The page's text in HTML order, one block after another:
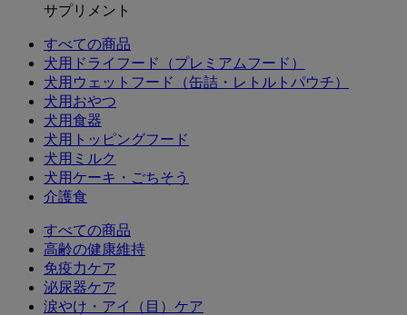
サプリメント
すべての商品
犬用ドライフード（プレミアムフード）
犬用ウェットフード（缶詰・レトルトパウチ）
犬用おやつ
犬用食器
犬用トッピングフード
犬用ミルク
犬用ケーキ・ごちそう
介護食
すべての商品
高齢の健康維持
免疫力ケア
泌尿器ケア
涙やけ・アイ（目）ケア